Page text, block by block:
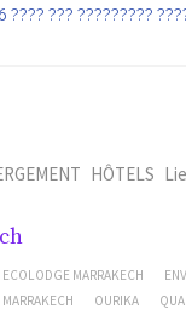
???? ??? ?????????
HÔTELS
ECOLODGE MARRAKECH
MARRAKECH OURIKA